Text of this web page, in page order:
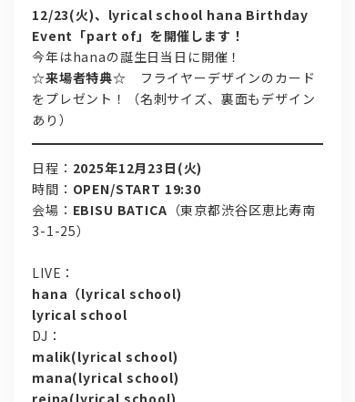
12/23(火)、lyrical school hana Birthday
Event「part of」を開催します！
今年はhanaの誕生日当日に開催！
☆来場者特典☆ フライヤーデザインのカード
をプレゼント！（名刺サイズ、裏面もデザイン
あり）
日程： 2025年12月23日(火)
時間： OPEN/START 19:30
会場： EBISU BATICA （東京都渋谷区恵比寿南
3-1-25）
LIVE：
hana（lyrical school)
lyrical school
DJ：
malik(lyrical school)
mana(lyrical school)
reina(lyrical school)